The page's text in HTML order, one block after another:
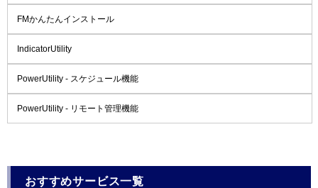
FMかんたんインストール
IndicatorUtility
PowerUtility - スケジュール機能
PowerUtility - リモート管理機能
おすすめサービス一覧